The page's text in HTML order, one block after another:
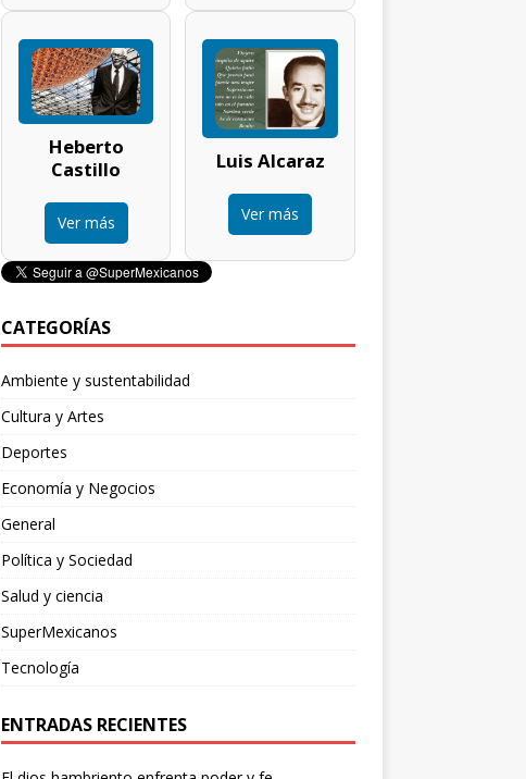
Heberto
Castillo
Ver más
Luis Alcaraz
Ver más
CATEGORÍAS
Ambiente y sustentabilidad
Cultura y Artes
Deportes
Economía y Negocios
General
Política y Sociedad
Salud y ciencia
SuperMexicanos
Tecnología
ENTRADAS RECIENTES